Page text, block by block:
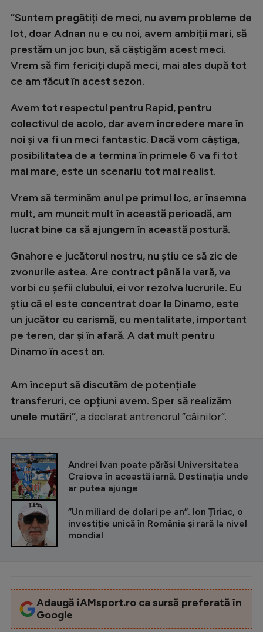
”Suntem pregătiți de meci, nu avem probleme de
lot, doar Adnan nu e cu noi, avem ambiții mari, să
prestăm un joc bun, să câștigăm acest meci.
Vrem să fim fericiți după meci, mai ales după tot
ce am făcut în acest sezon.
Avem tot respectul pentru Rapid, pentru
colectivul de acolo, dar avem încredere mare în
noi și va fi un meci fantastic. Dacă vom câștiga,
posibilitatea de a termina în primele 6 va fi tot
mai mare, este un scenariu tot mai realist.
Vrem să terminăm anul pe primul loc, ar însemna
mult, am muncit mult în această perioadă, am
lucrat bine ca să ajungem în această postură.
Gnahore e jucătorul nostru, nu știu ce să zic de
zvonurile astea. Are contract până la vară, va
vorbi cu șefii clubului, ei vor rezolva lucrurile. Eu
știu că el este concentrat doar la Dinamo, este
un jucător cu carismă, cu mentalitate, important
pe teren, dar și în afară. A dat mult pentru
Dinamo în acest an.
Am început să discutăm de potențiale
transferuri, ce opțiuni avem. Sper să realizăm
unele mutări”, a declarat antrenorul ”câinilor”.
CITEȘTE ȘI
Andrei Ivan poate părăsi Universitatea
Craiova în această iarnă. Destinația unde
ar putea ajunge
”Un miliard de dolari pe an”. Ion Țiriac, o
investiție unică în România și rară la nivel
mondial
Adaugă iAMsport.ro ca sursă preferată în
Google